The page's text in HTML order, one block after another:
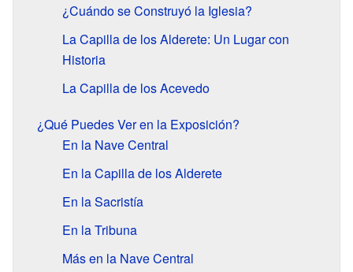
¿Cuándo se Construyó la Iglesia?
La Capilla de los Alderete: Un Lugar con
Historia
La Capilla de los Acevedo
¿Qué Puedes Ver en la Exposición?
En la Nave Central
En la Capilla de los Alderete
En la Sacristía
En la Tribuna
Más en la Nave Central